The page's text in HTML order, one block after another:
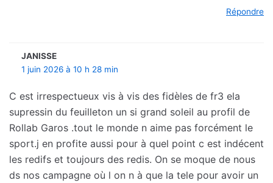
Répondre
JANISSE
1 juin 2026 à 10 h 28 min
C est irrespectueux vis à vis des fidèles de fr3 ela
supressin du feuilleton un si grand soleil au profil de
Rollab Garos .tout le monde n aime pas forcément le
sport.j en profite aussi pour à quel point c est indécent
les redifs et toujours des redis. On se moque de nous
ds nos campagne où l on n à que la tele pour avoir un